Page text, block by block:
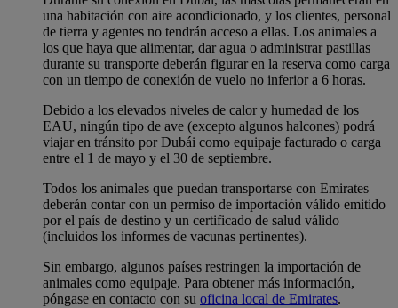
una habitación con aire acondicionado, y los clientes, personal
de tierra y agentes no tendrán acceso a ellas. Los animales a
los que haya que alimentar, dar agua o administrar pastillas
durante su transporte deberán figurar en la reserva como carga
con un tiempo de conexión de vuelo no inferior a 6 horas.
Debido a los elevados niveles de calor y humedad de los
EAU, ningún tipo de ave (excepto algunos halcones) podrá
viajar en tránsito por Dubái como equipaje facturado o carga
entre el 1 de mayo y el 30 de septiembre.
Todos los animales que puedan transportarse con Emirates
deberán contar con un permiso de importación válido emitido
por el país de destino y un certificado de salud válido
(incluidos los informes de vacunas pertinentes).
Sin embargo, algunos países restringen la importación de
animales como equipaje. Para obtener más información,
póngase en contacto con su oficina local de Emirates.